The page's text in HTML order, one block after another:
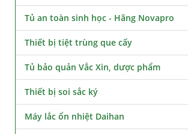
Tủ an toàn sinh học - Hãng Novapro
Thiết bị tiệt trùng que cấy
Tủ bảo quản Vắc Xin, dược phẩm
Thiết bị soi sắc ký
Máy lắc ổn nhiệt Daihan